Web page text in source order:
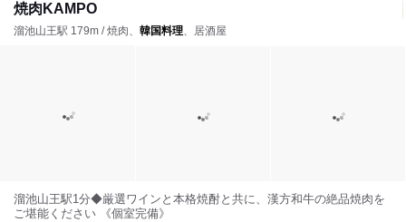
焼肉KAMPO
溜池山王駅 179m / 焼肉、 韓国料理、居酒屋
溜池山王駅1分◆厳選ワインと本格焼酎と共に、漢方和牛の絶品焼肉を
ご堪能ください 《個室完備》